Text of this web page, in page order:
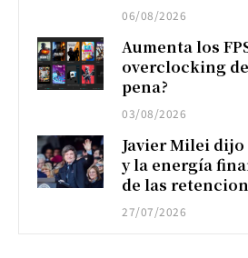
06/08/2026
Aumenta los
overclocking de
pena?
03/08/2026
Javier Milei
y la energía
de las
27/07/2026